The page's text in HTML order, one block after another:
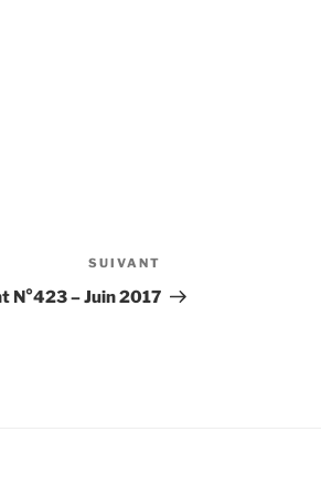
suivant
SUIVANT
N°423 – Juin 2017